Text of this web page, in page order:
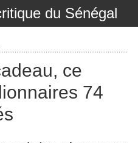
du Sénégal
ce
74